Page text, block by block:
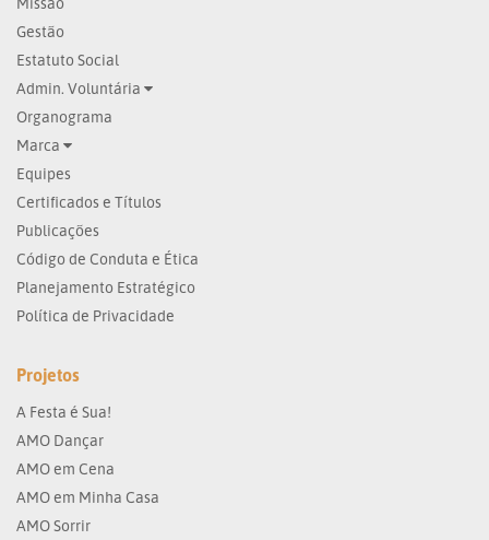
Gestão
Estatuto Social
Admin. Voluntária
Organograma
Marca
Equipes
Certificados e Títulos
Publicações
Código de Conduta e Ética
Planejamento Estratégico
Política de Privacidade
Projetos
A Festa é Sua!
AMO Dançar
AMO em Cena
AMO em Minha Casa
AMO Sorrir